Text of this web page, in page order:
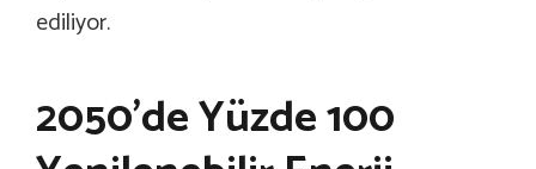
ediliyor.
2050’de Yüzde 100